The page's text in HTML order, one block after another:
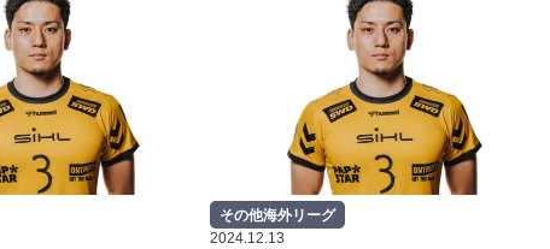
その他海外リーグ
2024.12.13